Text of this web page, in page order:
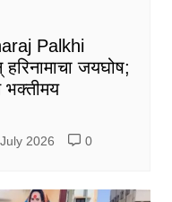
Palkhi
जयघोष;
भक्तीमय
2026 0